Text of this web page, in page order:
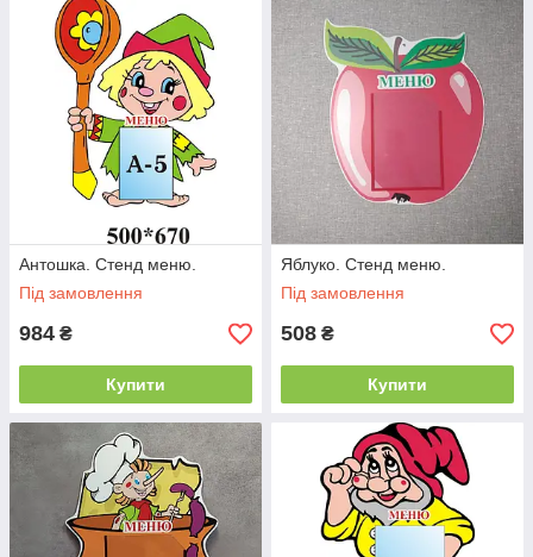
Антошка. Стенд меню.
Під замовлення
984 ₴
Купити
Яблуко. Стенд меню.
Під замовлення
508 ₴
Купити